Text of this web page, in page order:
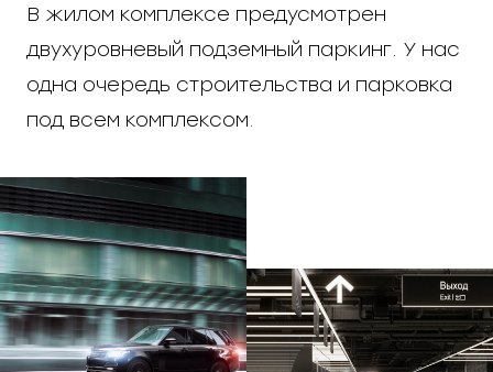
В жилом комплексе предусмотрен
двухуровневый подземный паркинг. У нас
одна очередь строительства и парковка
под всем комплексом.